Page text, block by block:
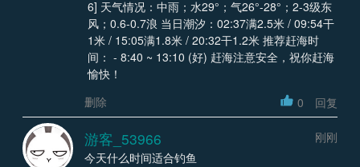
6] 天气情况：中雨；水29°；气26°-28°；2-3级东
风；0.6-0.7浪 当日潮汐：02:37满2.5米 / 09:54干
1米 / 15:05满1.8米 / 20:32干1.2米 推荐赶海时
间： - 8:40 ~ 13:10 (好) 赶海注意安全，祝你赶海
愉快！
删除
0 回复
游客_53966
刚刚
今天什么时间适合钓鱼